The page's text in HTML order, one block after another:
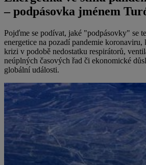
– podpásovka jménem
Pojďme se podívat, jaké "podpásovky" se
energetice na pozadí pandemie
krizi v podobě nedostatku respirátorů,
neúplných časových řad či ekonomické
globální události.